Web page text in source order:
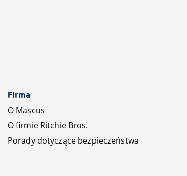
Firma
O Mascus
O firmie Ritchie Bros.
Porady dotyczące bezpieczeństwa